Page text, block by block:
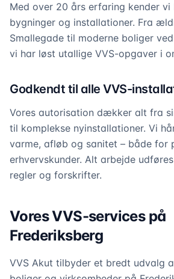
Med over 20 års erfaring kender vi
bygninger og installationer. Fra
Smallegade til moderne boliger
vi har løst utallige VVS-opgaver i
Godkendt til alle VVS-
Vores autorisation dækker alt fra
til komplekse nyinstallationer. Vi
varme, afløb og sanitet – både for
erhvervskunder. Alt arbejde
regler og forskrifter.
Vores VVS-services på
Frederiksberg
VVS Akut tilbyder et bredt udvalg